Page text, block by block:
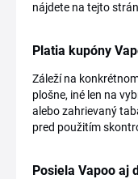
nájdete na tejto
Platia kupóny
Záleží na
plošne, iné len na
alebo zahrievaný
pred použitím
Posiela Vapoo aj